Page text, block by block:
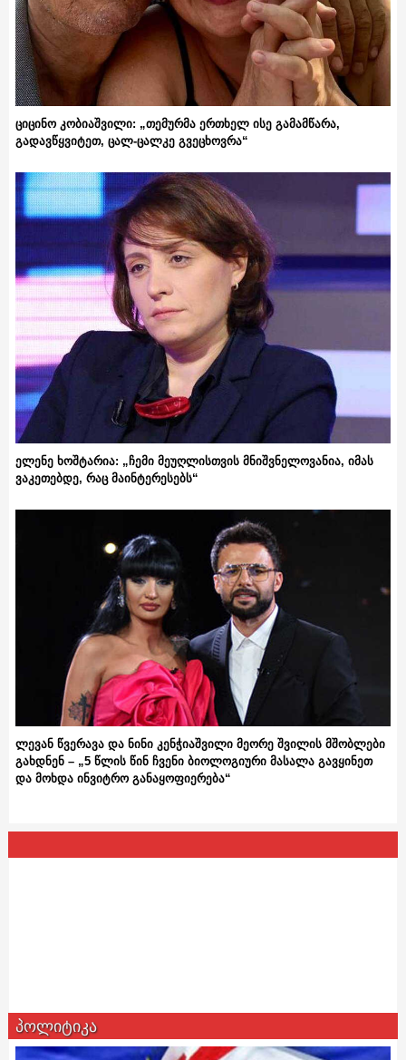
ციცინო კობიაშვილი: „თემურმა ერთხელ ისე გამამწარა,
გადავწყვიტეთ, ცალ-ცალკე გვეცხოვრა“
ელენე ხოშტარია: „ჩემი მეუღლისთვის მნიშვნელოვანია, იმას
ვაკეთებდე, რაც მაინტერესებს“
ლევან წვერავა და ნინი კენჭიაშვილი მეორე შვილის მშობლები
გახდნენ – „5 წლის წინ ჩვენი ბიოლოგიური მასალა გავყინეთ
და მოხდა ინვიტრო განაყოფიერება“
პოლიტიკა